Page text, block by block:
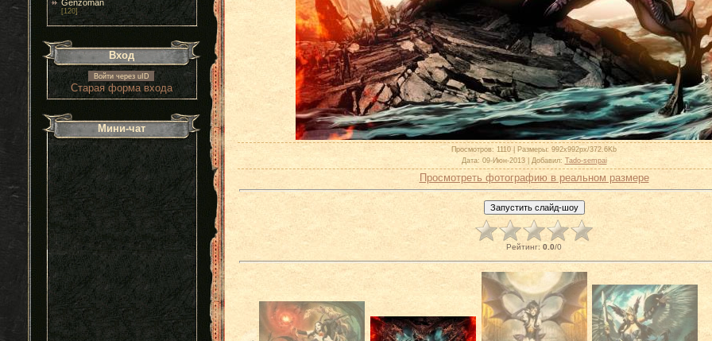
Genzoman
[120]
Вход
Войти через uID
Старая форма входа
Мини-чат
Просмотров: 1110 | Размеры: 992x992px/372.6Kb
Дата: 09-Июн-2013 | Добавил: Tado-sempai
Просмотреть фотографию в реальном размере
Рейтинг: 0.0/0